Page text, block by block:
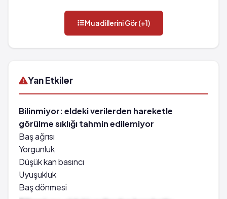
Muadillerini Gör (+1)
Yan Etkiler
Bilinmiyor: eldeki verilerden hareketle
görülme sıklığı tahmin edilemiyor
Baş ağrısı
Yorgunluk
Düşük kan basıncı
Uyuşukluk
Baş dönmesi